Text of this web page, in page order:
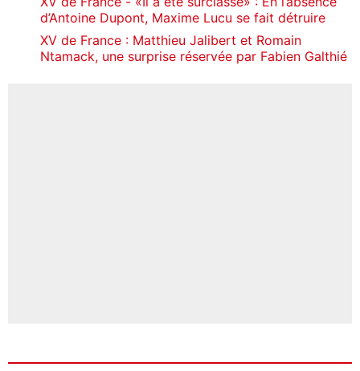
d’Antoine Dupont, Maxime Lucu se fait détruire
XV de France : Matthieu Jalibert et Romain
Ntamack, une surprise réservée par Fabien Galthié